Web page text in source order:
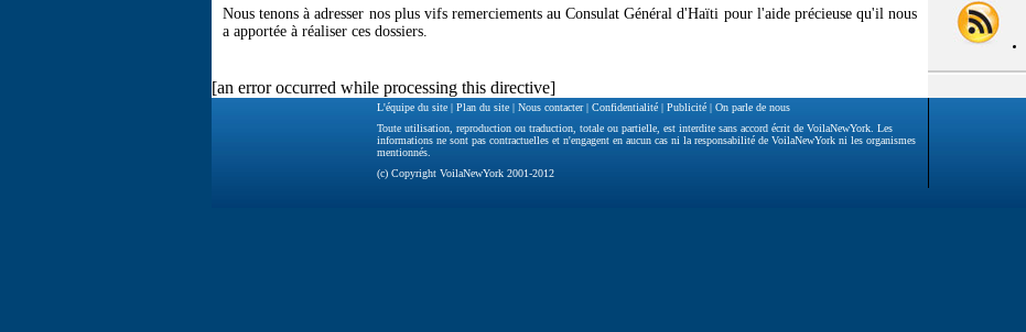
Nous tenons à adresser nos plus vifs remerciements au Consulat Général d'Haïti pour l'aide précieuse qu'il nous
a apportée à réaliser ces dossiers.
[an error occurred while processing this directive]
L'équipe du site | Plan du site | Nous contacter| Confidentialité | Publicité | On parle de nous
Toute utilisation, reproduction ou traduction, totale ou partielle, est interdite sans accord écrit de VoilaNewYork. Les
informations ne sont pas contractuelles et n'engagent en aucun cas ni la responsabilité de VoilaNewYork ni les organismes
mentionnés.
(c) Copyright VoilaNewYork 2001-2012